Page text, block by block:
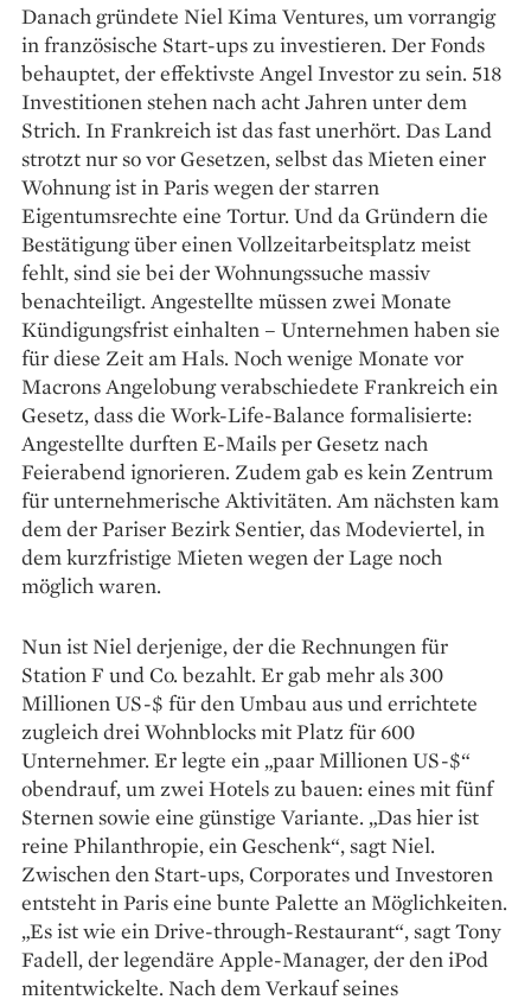
Danach gründete Niel Kima Ventures, um vorrangig
in französische Start-ups zu investieren. Der Fonds
behauptet, der effektivste Angel Inves­tor zu sein. 518
Investitionen stehen nach acht Jahren unter dem
Strich. In Frankreich ist das fast unerhört. Das Land
strotzt nur so vor Gesetzen, selbst das Mieten einer
Wohnung ist in Paris wegen der starren
Eigentumsrechte eine Tortur. Und da Gründern die
Bestätigung über einen Vollzeit­arbeitsplatz meist
fehlt, sind sie bei der Wohnungssuche massiv
benachteiligt. Angestellte müssen zwei Monate
Kündigungsfrist einhalten – Unternehmen haben sie
für diese Zeit am Hals. Noch wenige Monate vor
Macrons Angelobung verabschiedete Frankreich ein
Gesetz, dass die Work-Life-Balance formalisierte:
Angestellte durften E-Mails per Gesetz nach
Feierabend ignorieren. Zudem gab es kein Zentrum
für unternehmerische Aktivitäten. Am nächsten kam
dem der Pariser Bezirk Sentier, das Modeviertel, in
dem kurzfristige Mieten wegen der Lage noch
möglich waren.
Nun ist Niel derjenige, der die Rechnungen für
Station F und Co. bezahlt. Er gab mehr als 300
Millionen US-$ für den Umbau aus und errichtete
zugleich drei Wohnblocks mit Platz für 600
Unternehmer. Er legte ein „paar Millionen US-$“
obendrauf, um zwei Hotels zu bauen: eines mit fünf
Sternen sowie eine günstige Variante. „Das hier ist
reine Philanthropie, ein Geschenk“, sagt Niel.
Zwischen den Start-ups, Corporates und Investoren
entsteht in Paris eine bunte Palette an Möglichkeiten.
„Es ist wie ein Drive-­through-Restaurant“, sagt Tony
Fadell, der legendäre Apple-Manager, der den iPod
mitentwickelte. Nach dem Verkauf seines